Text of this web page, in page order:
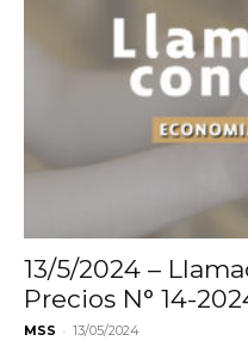
13/5/2024 –
Precios N° 14-
MSS - 13/05/2024